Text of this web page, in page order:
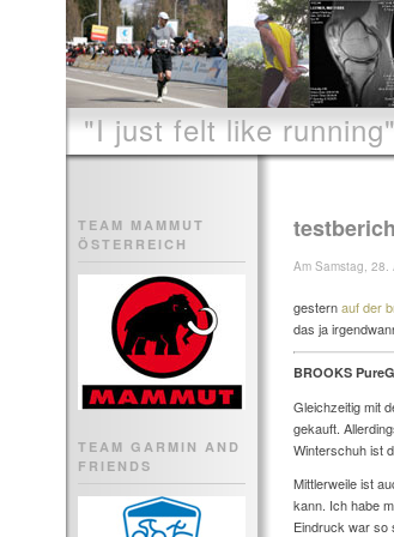
"I just felt like
TEAM MAMMUT
ÖSTERREICH
TEAM GARMIN AND
FRIENDS
Am Samstag, 28.
gesternauf der
das ja
BROOKS
Gleichzeitig mit
gekauft.
Winterschuh ist
Mittlerweile ist
kann. Ich habe
Eindruck war so